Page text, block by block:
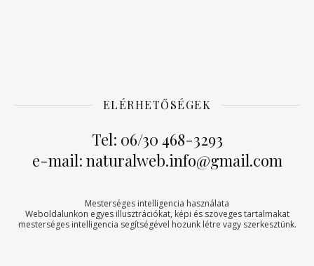
ELÉRHETŐSÉGEK
Tel: 06/30 468-3293
e-mail: naturalweb.info@gmail.com
Mesterséges intelligencia használata
Weboldalunkon egyes illusztrációkat, képi és szöveges tartalmakat
mesterséges intelligencia segítségével hozunk létre vagy szerkesztünk.